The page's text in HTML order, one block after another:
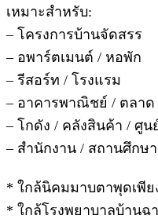
เหมาะสำหรับ:
– โครงการบ้านจัดสรร
– อพาร์ตเมนต์ / หอพัก
– รีสอร์ท / โรงแรม
– อาคารพาณิชย์ / ตลาด
– โกดัง / คลังสินค้า / ศูน
– สำนักงาน / สถานศึกษ
* ใกล้นิคมมาบตาพุดเพีย
* ใกล้โรงพยาบาลบ้านฉ